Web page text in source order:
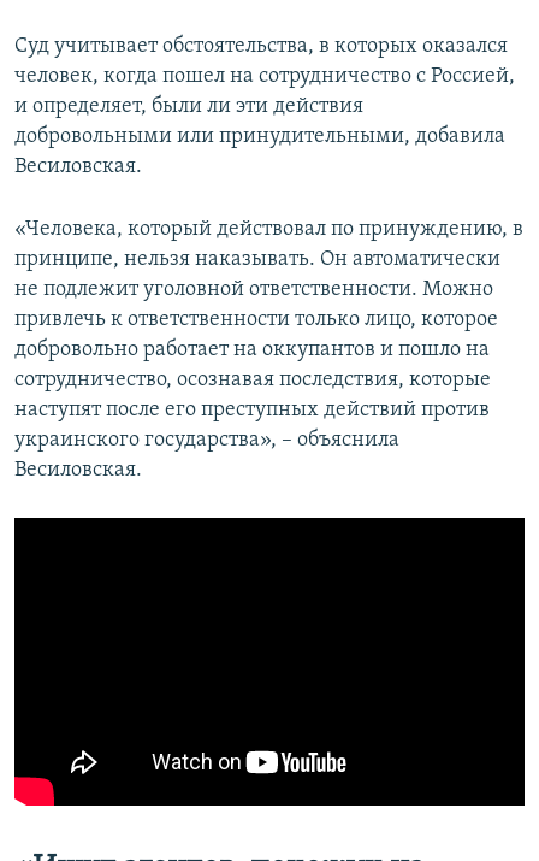
Суд учитывает обстоятельства, в которых оказался
человек, когда пошел на сотрудничество с Россией,
и определяет, были ли эти действия
добровольными или принудительными, добавила
Весиловская.
«Человека, который действовал по принуждению, в
принципе, нельзя наказывать. Он автоматически
не подлежит уголовной ответственности. Можно
привлечь к ответственности только лицо, которое
добровольно работает на оккупантов и пошло на
сотрудничество, осознавая последствия, которые
наступят после его преступных действий против
украинского государства», – объяснила
Весиловская.